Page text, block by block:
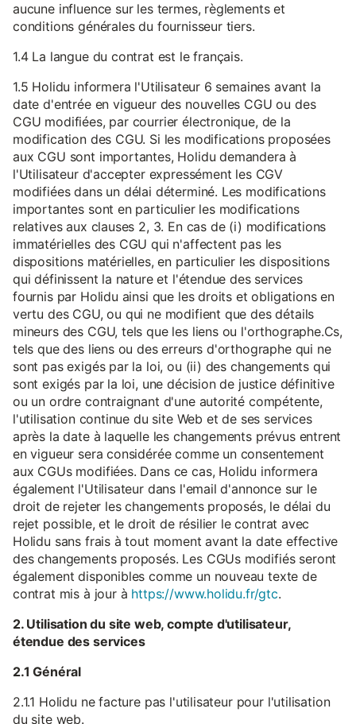
aucune influence sur les termes, règlements et
conditions générales du fournisseur tiers.
1.4 La langue du contrat est le français.
1.5 Holidu informera l'Utilisateur 6 semaines avant la
date d'entrée en vigueur des nouvelles CGU ou des
CGU modifiées, par courrier électronique, de la
modification des CGU. Si les modifications proposées
aux CGU sont importantes, Holidu demandera à
l'Utilisateur d'accepter expressément les CGV
modifiées dans un délai déterminé. Les modifications
importantes sont en particulier les modifications
relatives aux clauses 2, 3. En cas de (i) modifications
immatérielles des CGU qui n'affectent pas les
dispositions matérielles, en particulier les dispositions
qui définissent la nature et l'étendue des services
fournis par Holidu ainsi que les droits et obligations en
vertu des CGU, ou qui ne modifient que des détails
mineurs des CGU, tels que les liens ou l'orthographe.Cs,
tels que des liens ou des erreurs d'orthographe qui ne
sont pas exigés par la loi, ou (ii) des changements qui
sont exigés par la loi, une décision de justice définitive
ou un ordre contraignant d'une autorité compétente,
l'utilisation continue du site Web et de ses services
après la date à laquelle les changements prévus entrent
en vigueur sera considérée comme un consentement
aux CGUs modifiées. Dans ce cas, Holidu informera
également l'Utilisateur dans l'email d'annonce sur le
droit de rejeter les changements proposés, le délai du
rejet possible, et le droit de résilier le contrat avec
Holidu sans frais à tout moment avant la date effective
des changements proposés. Les CGUs modifiés seront
également disponibles comme un nouveau texte de
contrat mis à jour à https://www.holidu.fr/gtc.
2. Utilisation du site web, compte d'utilisateur,
étendue des services
2.1 Général
2.1.1 Holidu ne facture pas l'utilisateur pour l'utilisation
du site web.